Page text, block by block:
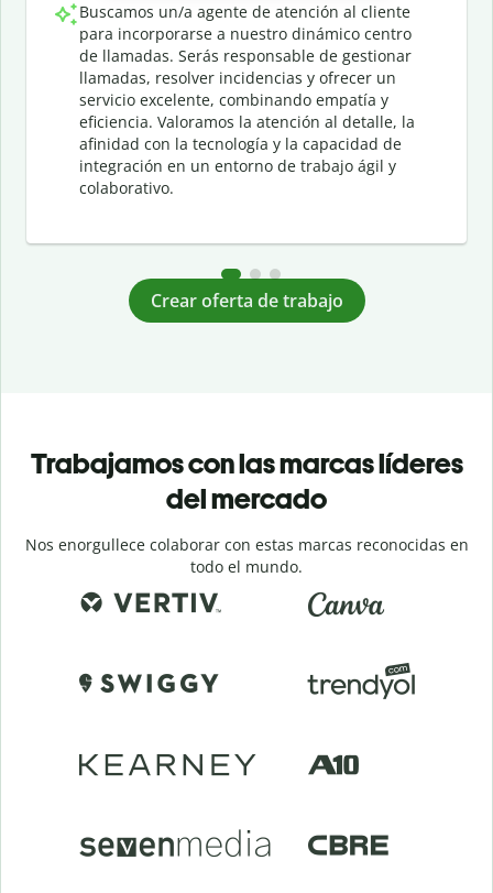
Buscamos un/a agente de atención al cliente
para incorporarse a nuestro dinámico centro
de llamadas. Serás responsable de gestionar
llamadas, resolver incidencias y ofrecer un
servicio excelente, combinando empatía y
eficiencia. Valoramos la atención al detalle, la
afinidad con la tecnología y la capacidad de
integración en un entorno de trabajo ágil y
colaborativo.
Crear oferta de trabajo
Trabajamos con las marcas líderes
del mercado
Nos enorgullece colaborar con estas marcas reconocidas en
todo el mundo.